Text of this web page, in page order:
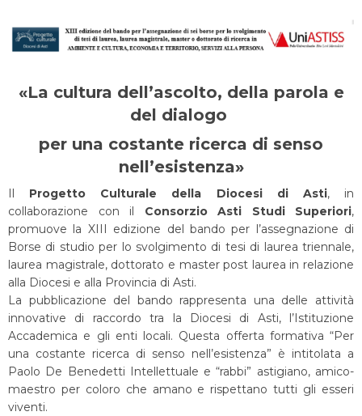
«La cultura dell’ascolto, della parola e
del dialogo
per una costante ricerca di senso
nell’esistenza»
Il Progetto Culturale della Diocesi di Asti, in
collaborazione con il Consorzio Asti Studi Superiori,
promuove la XIII edizione del bando per l’assegnazione di
Borse di studio per lo svolgimento di tesi di laurea triennale,
laurea magistrale, dottorato e master post laurea in relazione
alla Diocesi e alla Provincia di Asti.
La pubblicazione del bando rappresenta una delle attività
innovative di raccordo tra la Diocesi di Asti, l’Istituzione
Accademica e gli enti locali. Questa offerta formativa “Per
una costante ricerca di senso nell’esistenza” è intitolata a
Paolo De Benedetti Intellettuale e “rabbi” astigiano, amico-
maestro per coloro che amano e rispettano tutti gli esseri
viventi.